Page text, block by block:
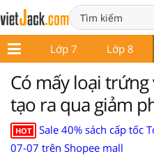
6 Lớp 7 Lớp 8
Có mấy loại
tạo ra qua giảm
HOT
Sale 40% sách cấp tốc
07-07 trên Shopee mall